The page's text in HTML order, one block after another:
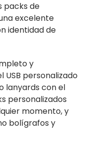
packs de
excelente
identidad de
y
personalizado
lanyards con el
personalizados
momento, y
bolígrafos y